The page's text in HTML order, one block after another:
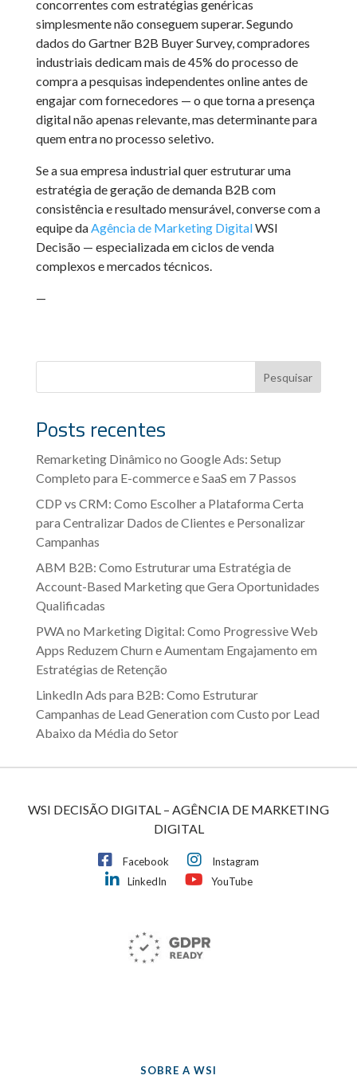
concorrentes com estratégias genéricas
simplesmente não conseguem superar. Segundo
dados do Gartner B2B Buyer Survey, compradores
industriais dedicam mais de 45% do processo de
compra a pesquisas independentes online antes de
engajar com fornecedores — o que torna a presença
digital não apenas relevante, mas determinante para
quem entra no processo seletivo.
Se a sua empresa industrial quer estruturar uma
estratégia de geração de demanda B2B com
consistência e resultado mensurável, converse com a
equipe daAgência de Marketing DigitalWSI
Decisão — especializada em ciclos de venda
complexos e mercados técnicos.
—
Pesquisar
Posts recentes
Remarketing Dinâmico no Google Ads: Setup
Completo para E-commerce e SaaS em 7 Passos
CDP vs CRM: Como Escolher a Plataforma Certa
para Centralizar Dados de Clientes e Personalizar
Campanhas
ABM B2B: Como Estruturar uma Estratégia de
Account-Based Marketing que Gera Oportunidades
Qualificadas
PWA no Marketing Digital: Como Progressive Web
Apps Reduzem Churn e Aumentam Engajamento em
Estratégias de Retenção
LinkedIn Ads para B2B: Como Estruturar
Campanhas de Lead Generation com Custo por Lead
Abaixo da Média do Setor
WSI DECISÃO DIGITAL – AGÊNCIA DE MARKETING
DIGITAL
Facebook
Instagram
LinkedIn
YouTube
SOBRE A WSI